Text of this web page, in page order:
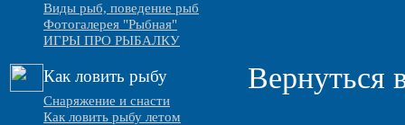
Виды рыб, поведение рыб
Фотогалерея "Рыбная"
ИГРЫ ПРО РЫБАЛКУ
Как ловить рыбу
Снаряжение и снасти
Как ловить рыбу летом
Вернуться